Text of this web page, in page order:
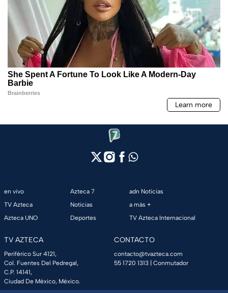
en vivo
TV Azteca
Azteca UNO
Azteca 7
Noticias
Deportes
adn Noticias
a más +
TV Azteca Internacional
TV AZTECA
Periférico Sur 4121,
Col. Fuentes Del Pedregal,
C.P. 14141,
Ciudad De México, México.
CONTACTO
contacto@tvazteca.com
55 1720 1313 | Conmutador